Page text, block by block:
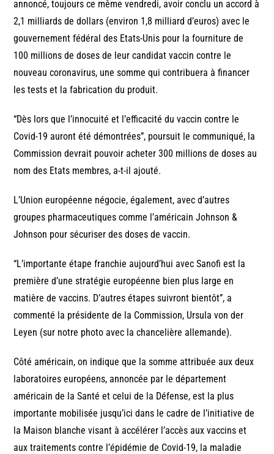
annoncé, toujours ce même vendredi, avoir conclu un accord à
2,1 milliards de dollars (environ 1,8 milliard d’euros) avec le
gouvernement fédéral des Etats-Unis pour la fourniture de
100 millions de doses de leur candidat vaccin contre le
nouveau coronavirus, une somme qui contribuera à financer
les tests et la fabrication du produit.
“Dès lors que l’innocuité et l’efficacité du vaccin contre le
Covid-19 auront été démontrées”, poursuit le communiqué, la
Commission devrait pouvoir acheter 300 millions de doses au
nom des Etats membres, a-t-il ajouté.
L’Union européenne négocie, également, avec d’autres
groupes pharmaceutiques comme l’américain Johnson &
Johnson pour sécuriser des doses de vaccin.
“L’importante étape franchie aujourd’hui avec Sanofi est la
première d’une stratégie européenne bien plus large en
matière de vaccins. D’autres étapes suivront bientôt”, a
commenté la présidente de la Commission, Ursula von der
Leyen (sur notre photo avec la chancelière allemande).
Côté américain, on indique que la somme attribuée aux deux
laboratoires européens, annoncée par le département
américain de la Santé et celui de la Défense, est la plus
importante mobilisée jusqu’ici dans le cadre de l’initiative de
la Maison blanche visant à accélérer l’accès aux vaccins et
aux traitements contre l’épidémie de Covid-19, la maladie